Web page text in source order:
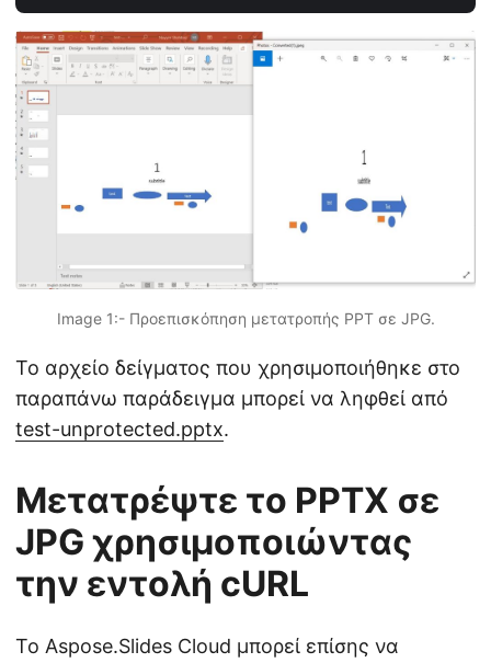
Image 1:- Προεπισκόπηση μετατροπής PPT σε JPG.
Το αρχείο δείγματος που χρησιμοποιήθηκε στο
παραπάνω παράδειγμα μπορεί να ληφθεί από
test-unprotected.pptx.
Μετατρέψτε το PPTX σε
JPG χρησιμοποιώντας
την εντολή cURL
Το Aspose.Slides Cloud μπορεί επίσης να